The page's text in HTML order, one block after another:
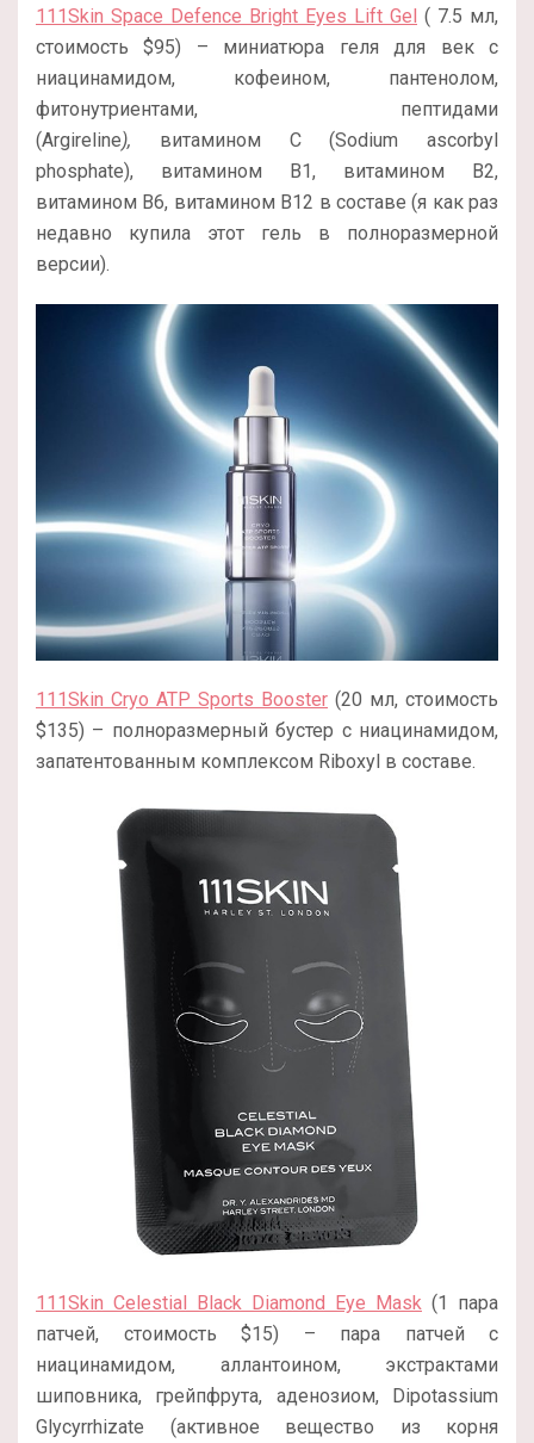
111Skin Space Defence Bright Eyes Lift Gel ( 7.5 мл,
стоимость $95) – миниатюра геля для век с
ниацинамидом, кофеином, пантенолом,
фитонутриентами, пептидами
(Argireline), витамином С (Sodium ascorbyl
phosphate), витамином B1, витамином В2,
витамином В6, витамином В12 в составе (я как раз
недавно купила этот гель в полноразмерной
версии).
111Skin Cryo ATP Sports Booster (20 мл, стоимость
$135) – полноразмерный бустер с ниацинамидом,
запатентованным комплексом Riboxyl в составе.
111Skin Celestial Black Diamond Eye Mask (1 пара
патчей, стоимость $15) – пара патчей с
ниацинамидом, аллантоином, экстрактами
шиповника, грейпфрута, аденозиом, Dipotassium
Glycyrrhizate (активное вещество из корня